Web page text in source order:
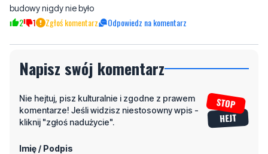
budowy nigdy nie było
2 1 Zgłoś komentarz Odpowiedz na komentarz
Napisz swój komentarz
Nie hejtuj, pisz kulturalnie i zgodne z prawem
komentarze! Jeśli widzisz niestosowny wpis -
kliknij "zgłoś nadużycie".
Imię / Podpis